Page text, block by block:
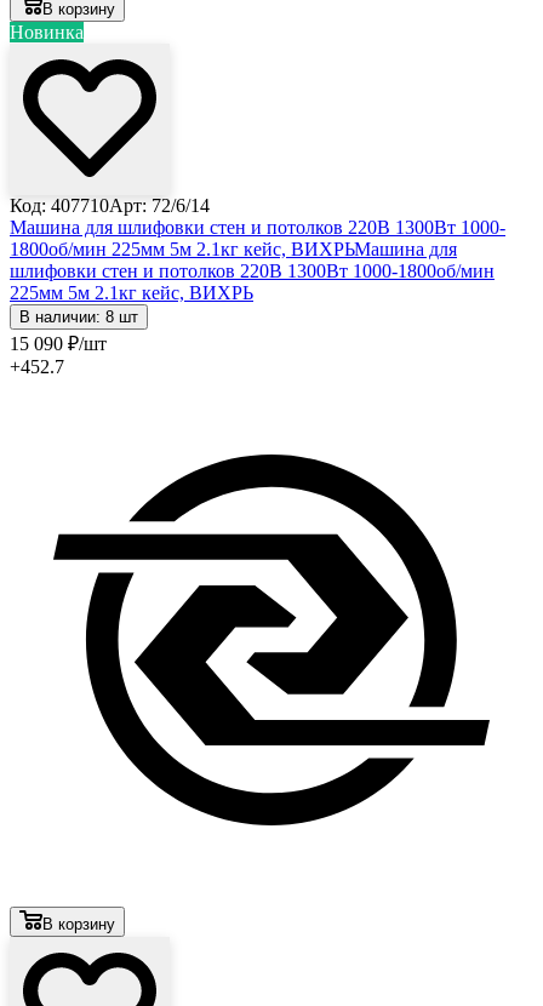
В корзину
Новинка
Код: 407710Арт: 72/6/14
Машина для шлифовки стен и потолков 220В 1300Вт 1000-
1800об/мин 225мм 5м 2.1кг кейс, ВИХРЬМашина для
шлифовки стен и потолков 220В 1300Вт 1000-1800об/мин
225мм 5м 2.1кг кейс, ВИХРЬ
В наличии: 8 шт
15 090 ₽/шт
+452.7
В корзину